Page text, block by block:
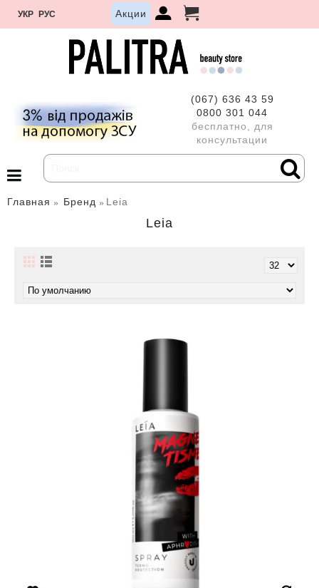
УКР РУС Акции
(067) 636 43 59
0800 301 044
бесплатно, для
консультации
Главная Бренд Leia
Leia